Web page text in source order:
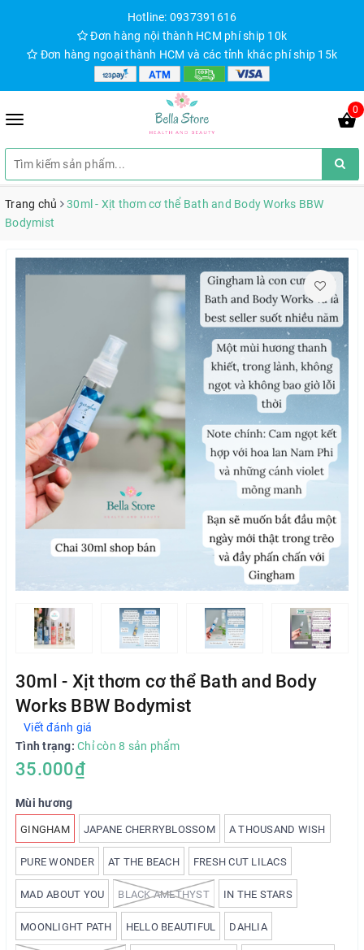
Hotline: 0937391616
Đơn hàng nội thành HCM phí ship 10k
Đơn hàng ngoại thành HCM và các tỉnh khác phí ship 15k
0
Trang chủ
30ml - Xịt thơm cơ thể Bath and Body Works BBW
Bodymist
30ml - Xịt thơm cơ thể Bath and Body
Works BBW Bodymist
Viết đánh giá
Tình trạng: Chỉ còn 8 sản phẩm
35.000₫
Mùi hương
GINGHAM JAPANE CHERRYBLOSSOM A THOUSAND WISH
PURE WONDER AT THE BEACH FRESH CUT LILACS
MAD ABOUT YOU BLACK AMETHYST IN THE STARS
MOONLIGHT PATH HELLO BEAUTIFUL DAHLIA